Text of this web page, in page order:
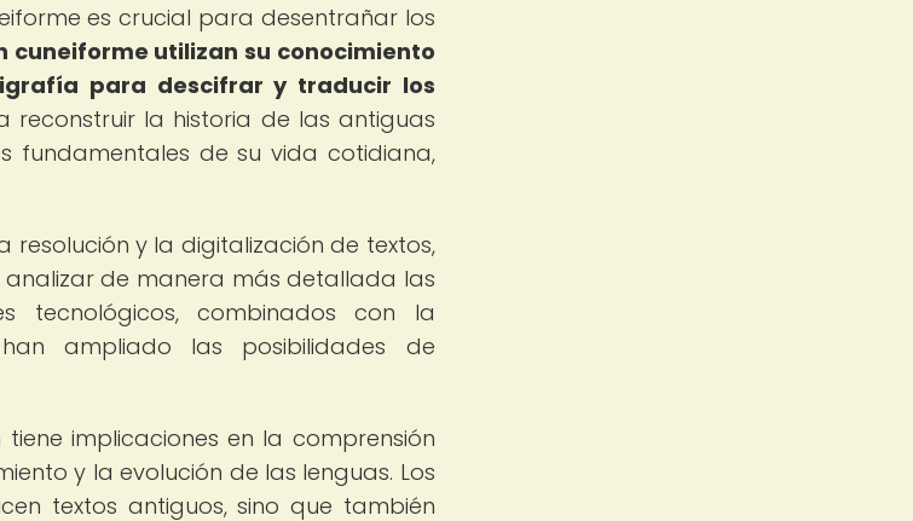
es crucial para desentrañar los
cuneiforme utilizan su conocimiento
para descifrar y traducir los
reconstruir la historia de las antiguas
fundamentales de su vida cotidiana,
y la digitalización de textos,
de manera más detallada las
tecnológicos, combinados con la
ampliado las posibilidades de
implicaciones en la comprensión
y la evolución de las lenguas. Los
textos antiguos, sino que también